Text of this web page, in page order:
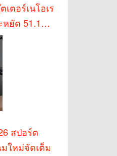
เตอร์เนโอเร
ยัด 51.1
สปอร์ต
ใหม่จัดเต็ม